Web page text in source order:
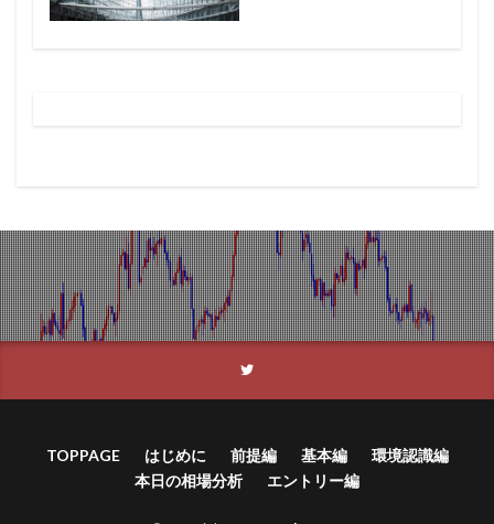
TOPPAGE はじめに 前提編 基本編
環境認識編
本日の相場分析
エントリー編